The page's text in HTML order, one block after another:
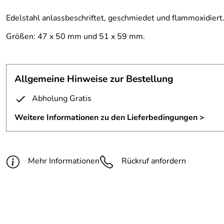
Edelstahl anlassbeschriftet, geschmiedet und flammoxidiert.
Größen: 47 x 50 mm und 51 x 59 mm.
Allgemeine Hinweise zur Bestellung
Abholung Gratis
Weitere Informationen zu den Lieferbedingungen >
Mehr Informationen Rückruf anfordern